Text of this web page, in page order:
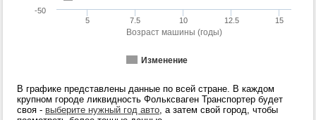
Возраст машины (годы)
Изменение
5 7.5 10 12.5 15
-50
В графике представлены данные по всей стране. В каждом
крупном городе ликвидность Фольксваген Транспортер будет
своя - выберите нужный год авто, а затем свой город, чтобы